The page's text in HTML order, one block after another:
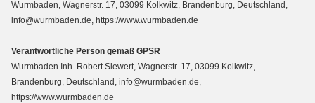
Wurmbaden, Wagnerstr. 17, 03099 Kolkwitz, Brandenburg, Deutschland,
info@wurmbaden.de, https://www.wurmbaden.de
Verantwortliche Person gemäß GPSR
Wurmbaden Inh. Robert Siewert, Wagnerstr. 17, 03099 Kolkwitz,
Brandenburg, Deutschland, info@wurmbaden.de,
https://www.wurmbaden.de